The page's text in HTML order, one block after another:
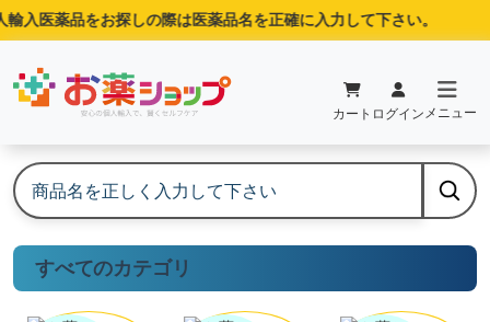
入医薬品をお探しの際は医薬品名を正確に入力して下さい。
カート ログイン メニュー
すべてのカテゴリ